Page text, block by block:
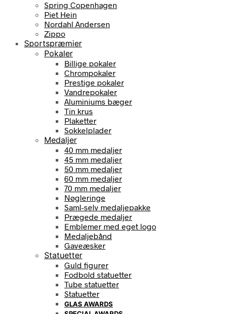
Spring Copenhagen
Piet Hein
Nordahl Andersen
Zippo
Sportspræmier
Pokaler
Billige pokaler
Chrompokaler
Prestige pokaler
Vandrepokaler
Aluminiums bæger
Tin krus
Plaketter
Sokkelplader
Medaljer
40 mm medaljer
45 mm medaljer
50 mm medaljer
60 mm medaljer
70 mm medaljer
Nøgleringe
Saml-selv medaljepakke
Prægede medaljer
Emblemer med eget logo
Medaljebånd
Gaveæsker
Statuetter
Guld figurer
Fodbold statuetter
Tube statuetter
Statuetter
GLAS AWARDS